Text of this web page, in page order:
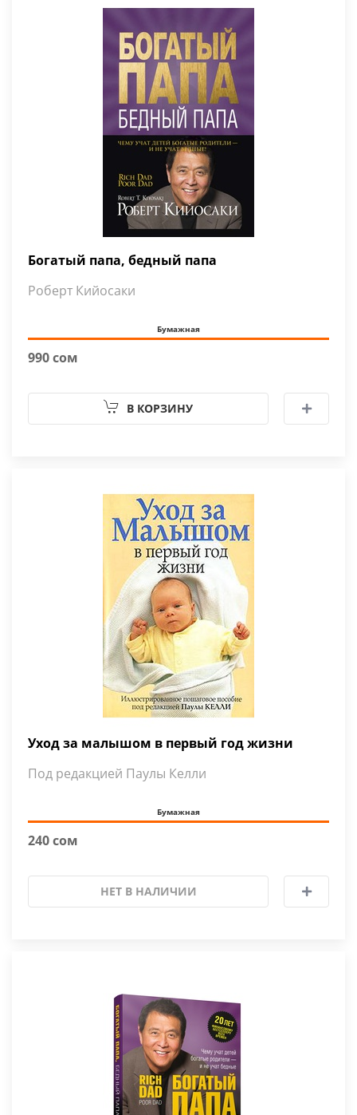
Богатый папа, бедный папа
Роберт Кийосаки
Бумажная
990 сом
В КОРЗИНУ
Уход за малышом в первый год жизни
Под редакцией Паулы Келли
Бумажная
240 сом
НЕТ В НАЛИЧИИ